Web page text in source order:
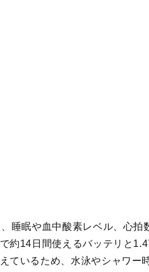
睡眠や血中酸素レベル、心拍
約14日間使えるバッテリと
ているため、水泳やシャワー